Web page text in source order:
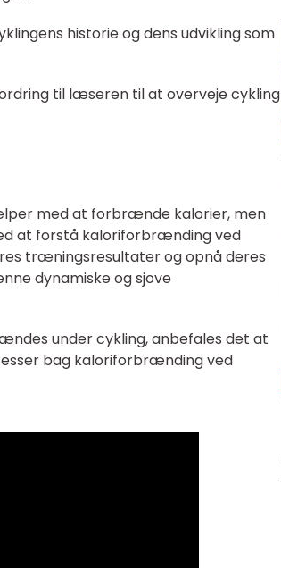
historie og dens udvikling som
til læseren til at overveje cykling
med at forbrænde kalorier, men
at forstå kaloriforbrænding ved
træningsresultater og opnå deres
dynamiske og sjove
under cykling, anbefales det at
bag kaloriforbrænding ved